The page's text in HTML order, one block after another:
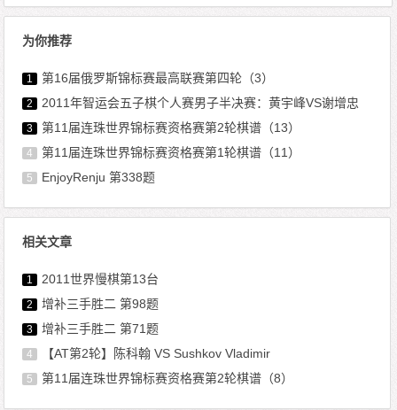
为你推荐
1 第16届俄罗斯锦标赛最高联赛第四轮（3）
2 2011年智运会五子棋个人赛男子半决赛：黄宇峰VS谢增忠
3 第11届连珠世界锦标赛资格赛第2轮棋谱（13）
4 第11届连珠世界锦标赛资格赛第1轮棋谱（11）
5 EnjoyRenju 第338题
相关文章
1 2011世界慢棋第13台
2 增补三手胜二 第98题
3 增补三手胜二 第71题
4 【AT第2轮】陈科翰 VS Sushkov Vladimir
5 第11届连珠世界锦标赛资格赛第2轮棋谱（8）